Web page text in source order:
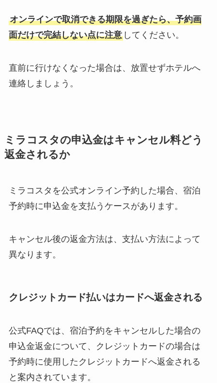
オンラインで取消できる期限を過ぎたら、予約画
面だけで完結しない点に注意してください。
直前に行けなくなった場合は、放置せずホテルへ
連絡しましょう。
ミラコスタの申込金はキャンセル料どう
返金されるか
ミラコスタを公式オンライン予約した場合、宿泊
予約時に申込金を支払うケースがあります。
キャンセル後の返金方法は、支払い方法によって
異なります。
クレジットカード払いはカードへ返金される
公式FAQでは、宿泊予約をキャンセルした場合の
申込金返金について、クレジットカードの場合は
予約時に使用したクレジットカードへ返金される
と案内されています。